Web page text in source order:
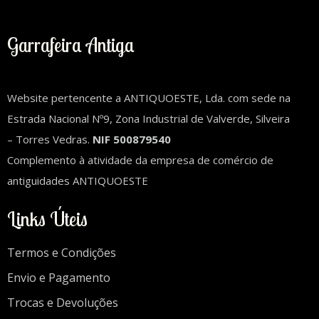
Garrafeira Antiga
Website pertencente a ANTIQUOESTE, Lda. com sede na
Estrada Nacional Nº9, Zona Industrial de Valverde, Silveira
– Torres Vedras. NIF 500879540
Complemento à atividade da empresa de comércio de
antiguidades ANTIQUOESTE
Links Úteis
Termos e Condições
Envio e Pagamento
Trocas e Devoluções